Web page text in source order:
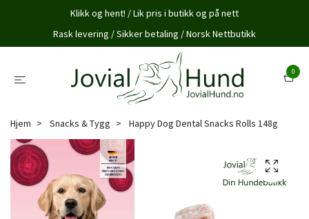
Klikk og hent! / Lik pris i butikk og på nett
Rask levering / Sikker betaling / Norsk Nettbutikk
0
Hjem Snacks & Tygg Happy Dog Dental Snacks Rolls 148g